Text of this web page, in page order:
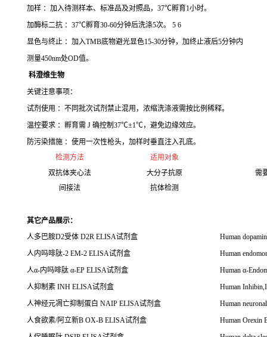
加样 ：加入待测样本、标准品及对照品，37℃孵育1小时。
加酶标二抗 ：37℃孵育30-60分钟后洗涤5次。 5 6
显色与终止 ：加入TMB底物避光显色15-30分钟，加终止液后5分钟内
测量450nm处OD值。
科澄维生物
关键注意事项：
试剂使用 ：不同批次试剂禁止混用，浓缩洗涤液需按比例稀释。
温控要求 ：孵育需 J 确控制37℃±1℃，避免边缘效应。
防污染措施 ：使用一次性枪头，加样时垂直注入孔底。
检测方法
适用对象
双抗体夹心法
大分子抗原
需
间接法
抗体检测
其它产品展示：
人多巴胺D2受体 D2R ELISA试剂盒
Human
人内吗啡肽-2 EM-2 ELISA试剂盒
Human
人α-内吗啡肽 α-EP ELISA试剂盒 Human α-
人抑制素 INH ELISA试剂盒
Human
人神经元凋亡抑制蛋白 NAIP ELISA试剂盒
Human
人食欲素/阿立新B OX-B ELISA试剂盒
Human Orexin